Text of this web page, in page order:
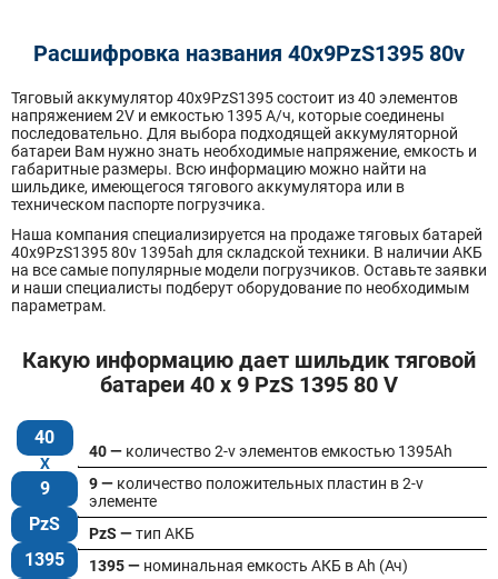
Расшифровка названия 40х9PzS1395 80v
Тяговый аккумулятор 40x9PzS1395 состоит из 40 элементов
напряжением 2V и емкостью 1395 А/ч, которые соединены
последовательно. Для выбора подходящей аккумуляторной
батареи Вам нужно знать необходимые напряжение, емкость и
габаритные размеры. Всю информацию можно найти на
шильдике, имеющегося тягового аккумулятора или в
техническом паспорте погрузчика.
Наша компания специализируется на продаже тяговых батарей
40х9PzS1395 80v 1395ah для складской техники. В наличии АКБ
на все самые популярные модели погрузчиков. Оставьте заявки
и наши специалисты подберут оборудование по необходимым
параметрам.
Какую информацию дает шильдик тяговой
батареи 40 x 9 PzS 1395 80 V
40
9
PzS
1395
40 — количество 2-v элементов емкостью 1395Ah
9 — количество положительных пластин в 2-v
элементе
1395 — номинальная емкость АКБ в Ah (Ач)
PzS —тип АКБ